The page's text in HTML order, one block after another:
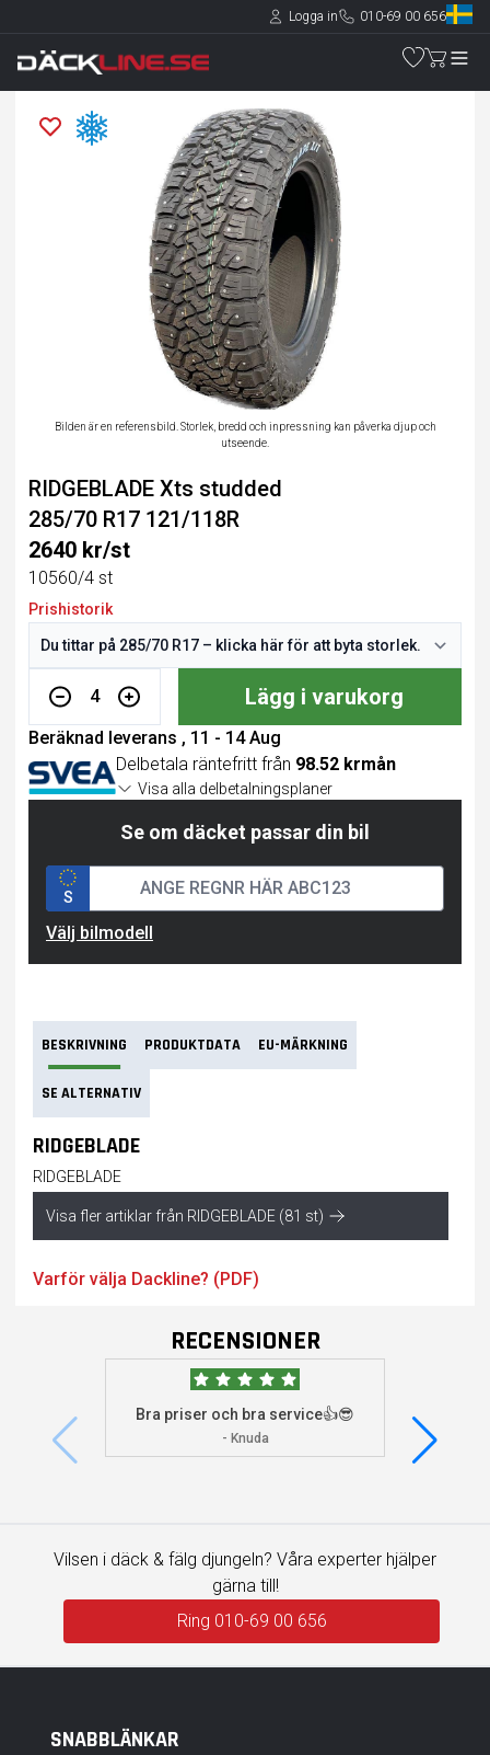
Logga in 010-69 00 656
Bilden är en referensbild. Storlek, bredd och inpressning kan påverka djup och
utseende.
RIDGEBLADE Xts studded
285/70 R17 121/118R
2640 kr/st
10560/4 st
Prishistorik
4 Lägg i varukorg
Beräknad leverans , 11 - 14 Aug
Delbetala räntefritt från 98.52 krmån
Visa alla delbetalningsplaner
Se om däcket passar din bil
S
Välj bilmodell
BESKRIVNING PRODUKTDATA EU-MÄRKNING
SE ALTERNATIV
RIDGEBLADE
RIDGEBLADE
Visa fler artiklar från RIDGEBLADE (81 st)
Varför välja Dackline? (PDF)
RECENSIONER
Bra priser och bra service👍😎
- Knuda
Vilsen i däck & fälg djungeln? Våra experter hjälper
gärna till!
Ring 010-69 00 656
SNABBLÄNKAR